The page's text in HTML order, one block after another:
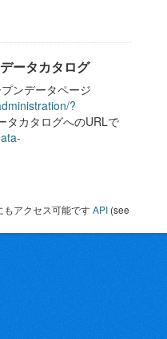
ータカタログ
ンデータページ
?
タカタログへのURLで
もアクセス可能ですAPI (see